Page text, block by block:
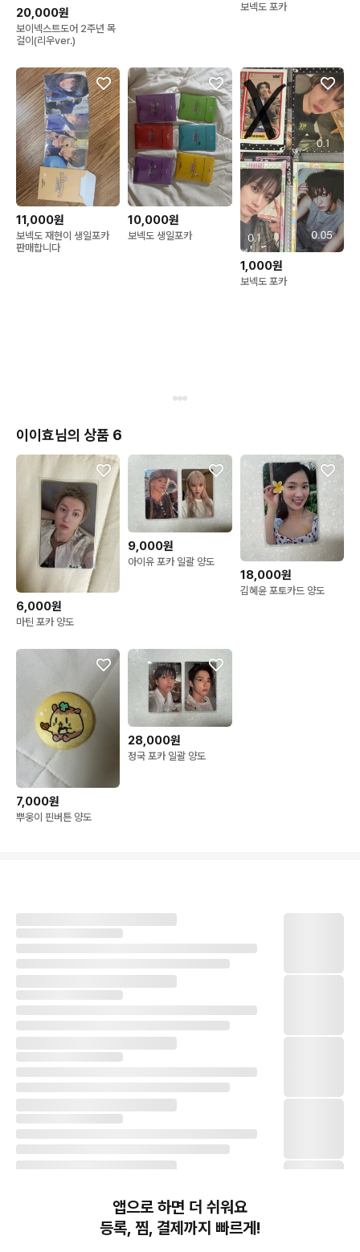
20,000원
보이넥스트도어 2주년 목
걸이(리우ver.)
보넥도 포카
11,000원
보넥도 재현이 생일포카
판매합니다
10,000원
보넥도 생일포카
1,000원
보넥도 포카
이이효님의 상품 6
6,000원
마틴 포카 양도
9,000원
아이유 포카 일괄 양도
18,000원
김혜윤 포토카드 양도
7,000원
뿌웅이 핀버튼 양도
28,000원
정국 포카 일괄 양도
앱으로 하면 더 쉬워요
등록, 찜, 결제까지 빠르게!